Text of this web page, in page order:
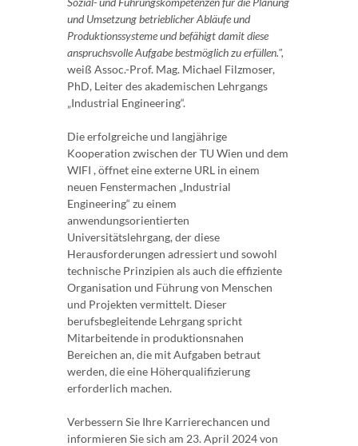
und Umsetzung betrieblicher Abläufe und
Produktionssysteme und befähigt damit diese
anspruchsvolle Aufgabe bestmöglich zu erfüllen.",
weiß Assoc.-Prof. Mag. Michael Filzmoser,
PhD, Leiter des akademischen Lehrgangs
„Industrial Engineering“.
Die erfolgreiche und langjährige
Kooperation zwischen der TU Wien und dem
WIFI , öffnet eine externe URL in einem
neuen Fenstermachen „Industrial
Engineering“ zu einem
anwendungsorientierten
Universitätslehrgang, der diese
Herausforderungen adressiert und sowohl
technische Prinzipien als auch die effiziente
Organisation und Führung von Menschen
und Projekten vermittelt. Dieser
berufsbegleitende Lehrgang spricht
Mitarbeitende in produktionsnahen
Bereichen an, die mit Aufgaben betraut
werden, die eine Höherqualifizierung
erforderlich machen.
Verbessern Sie Ihre Karrierechancen und
informieren Sie sich am 23. April 2024 von